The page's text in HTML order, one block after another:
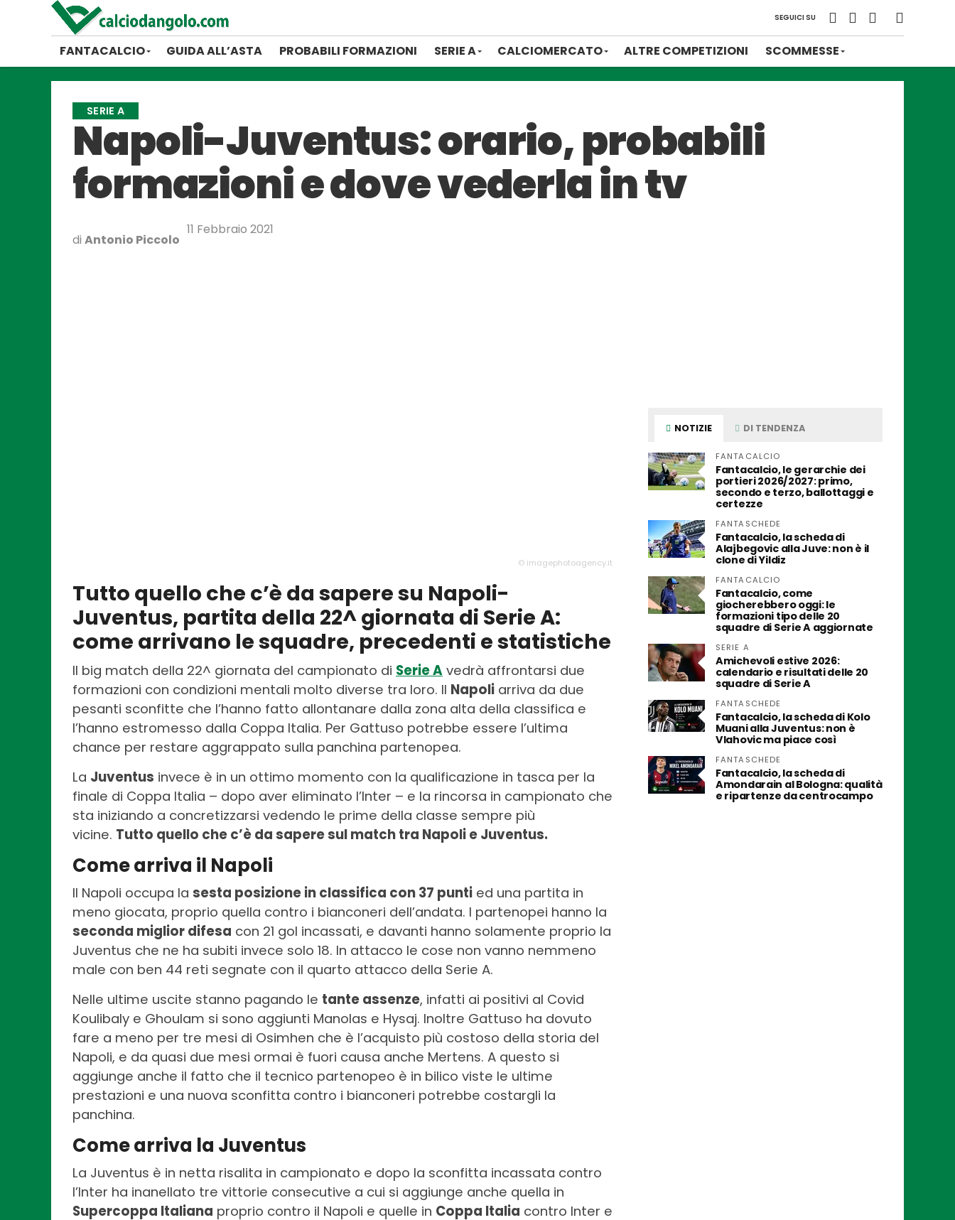
SEGUICI SU
FANTACALCIO GUIDA ALL’ASTA PROBABILI FORMAZIONI SERIE A CALCIOMERCATO ALTRE COMPETIZIONI SCOMMESSE
SERIE A
Napoli-Juventus: orario, probabili
formazioni e dove vederla in tv
di Antonio Piccolo
11 Febbraio 2021
© imagephotoagency.it
Tutto quello che c’è da sapere su Napoli-
Juventus, partita della 22^ giornata di Serie A:
come arrivano le squadre, precedenti e statistiche
Il big match della 22^ giornata del campionato di Serie A vedrà affrontarsi due
formazioni con condizioni mentali molto diverse tra loro. Il Napoli arriva da due
pesanti sconfitte che l’hanno fatto allontanare dalla zona alta della classifica e
l’hanno estromesso dalla Coppa Italia. Per Gattuso potrebbe essere l’ultima
chance per restare aggrappato sulla panchina partenopea.
La Juventus invece è in un ottimo momento con la qualificazione in tasca per la
finale di Coppa Italia – dopo aver eliminato l’Inter – e la rincorsa in campionato che
sta iniziando a concretizzarsi vedendo le prime della classe sempre più
vicine. Tutto quello che c’è da sapere sul match tra Napoli e Juventus.
Come arriva il Napoli
Il Napoli occupa la sesta posizione in classifica con 37 punti ed una partita in
meno giocata, proprio quella contro i bianconeri dell’andata. I partenopei hanno la
seconda miglior difesa con 21 gol incassati, e davanti hanno solamente proprio la
Juventus che ne ha subiti invece solo 18. In attacco le cose non vanno nemmeno
male con ben 44 reti segnate con il quarto attacco della Serie A.
Nelle ultime uscite stanno pagando le tante assenze, infatti ai positivi al Covid
Koulibaly e Ghoulam si sono aggiunti Manolas e Hysaj. Inoltre Gattuso ha dovuto
fare a meno per tre mesi di Osimhen che è l’acquisto più costoso della storia del
Napoli, e da quasi due mesi ormai è fuori causa anche Mertens. A questo si
aggiunge anche il fatto che il tecnico partenopeo è in bilico viste le ultime
prestazioni e una nuova sconfitta contro i bianconeri potrebbe costargli la
panchina.
Come arriva la Juventus
La Juventus è in netta risalita in campionato e dopo la sconfitta incassata contro
l’Inter ha inanellato tre vittorie consecutive a cui si aggiunge anche quella in
Supercoppa Italiana proprio contro il Napoli e quelle in Coppa Italia contro Inter e
NOTIZIE DI TENDENZA
FANTACALCIO
Fantacalcio, le gerarchie dei
portieri 2026/2027: primo,
secondo e terzo, ballottaggi e
certezze
FANTASCHEDE
Fantacalcio, la scheda di
Alajbegovic alla Juve: non è il
clone di Yildiz
FANTACALCIO
Fantacalcio, come
giocherebbero oggi: le
formazioni tipo delle 20
squadre di Serie A aggiornate
SERIE A
Amichevoli estive 2026:
calendario e risultati delle 20
squadre di Serie A
FANTASCHEDE
Fantacalcio, la scheda di Kolo
Muani alla Juventus: non è
Vlahovic ma piace così
FANTASCHEDE
Fantacalcio, la scheda di
Amondarain al Bologna: qualità
e ripartenze da centrocampo